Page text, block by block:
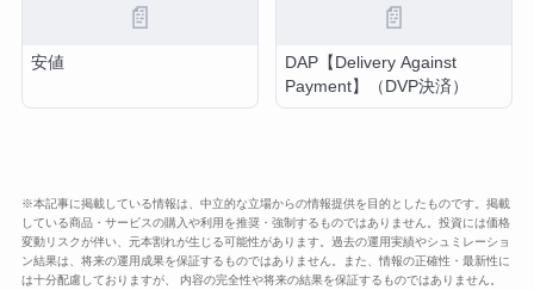
📄
安値
📄
DAP【Delivery Against
Payment】（DVP決済）
※本記事に掲載している情報は、中立的な立場からの情報提供を目的としたものです。掲載
している商品・サービスの購入や利用を推奨・強制するものではありません。投資には価格
変動リスクが伴い、元本割れが生じる可能性があります。過去の運用実績やシュミレーショ
ン結果は、将来の運用成果を保証するものではありません。また、情報の正確性・最新性に
は十分配慮しておりますが、 内容の完全性や将来の結果を保証するものではありません。